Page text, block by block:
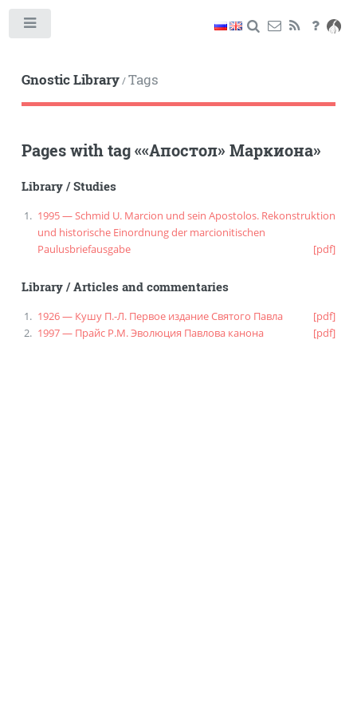
Gnostic Library/Tags
Pages with tag««Апостол» Маркиона»
Library/Studies
1995 — Schmid U. Marcion und sein Apostolos. Rekonstruktion
und historische Einordnung der marcionitischen
Paulusbriefausgabe
[pdf]
Library/Articles and commentaries
1926 — Кушу П.-Л. Первое издание Святого Павла
[pdf]
1997 — Прайс Р.М. Эволюция Павлова канона
[pdf]